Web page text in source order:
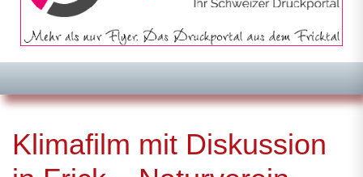
Klimafilm mit Diskussion